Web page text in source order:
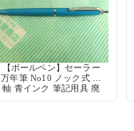
【ボールペン】セーラー
万年筆 No10 ノック式 青
軸 青インク 筆記用具 廃